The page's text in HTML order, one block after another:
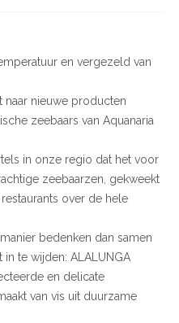
en vergezeld van
naar nieuwe producten
zeebaars van Aquanaria
in onze regio dat het voor
zeebaarzen, gekweekt
over de hele
bedenken dan samen
te wijden: ALALUNGA
en delicate
van vis uit duurzame